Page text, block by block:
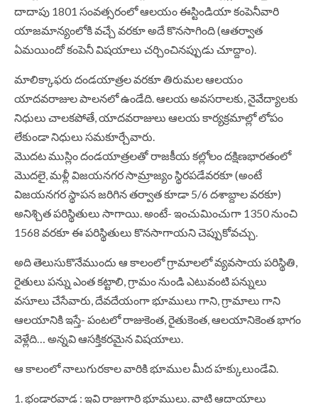
దాదాపు 1801 సంవత్సరంలో ఆలయం ఈస్టిండియా కంపెనీవారి
యాజమాన్యంలోకి వచ్చే వరకూ అదే కొనసాగింది (ఆతర్వాత
ఏమయిందో కంపెనీ విషయాలు చర్చించినప్పుడు చూద్దాం).
మాలిక్కాఫరు దండయాత్రల వరకూ తిరుమల ఆలయం
యాదవరాజుల పాలనలో ఉండేది. ఆలయ అవసరాలకు, నైవేద్యాలకు
నిధులు చాలకపోతే, యాదవరాజులు ఆలయ కార్యక్రమాల్లో లోపం
లేకుండా నిధులు సమకూర్చేవారు.
మొదట ముస్లిం దండయాత్రలతో రాజకీయ కల్లోలం దక్షిణభారతంలో
మొదలై, మళ్లీ విజయనగర సామ్రాజ్యం స్థిరపడేవరకూ (అంటే
విజయనగర స్థాపన జరిగిన తర్వాత కూడా 5/6 దశాబ్దాల వరకూ)
అనిశ్చిత పరిస్థితులు సాగాయి. అంటే- ఇంచుమించుగా 1350 నుంచి
1568 వరకూ ఈ పరిస్థితులు కొనసాగాయని చెప్పుకోవచ్చు.
అది తెలుసుకొనేముందు ఆ కాలంలో గ్రామాలలో వ్యవసాయ పరిస్థితి,
రైతులు పన్ను ఎంత కట్టాలి, గ్రామం నుండి ఎటువంటి పన్నులు
వసూలు చేసేవారు, దేవదేయంగా భూములు గాని, గ్రామాలు గాని
ఆలయానికి ఇస్తే- పంటలో రాజుకెంత, రైతుకెంత, ఆలయానికెంత భాగం
వెళ్లేది… అన్నవి ఆసక్తికరమైన విషయాలు.
ఆ కాలంలో నాలుగురకాల వారికి భూముల మీద హక్కులుండేవి.
1. భండారవాడ : ఇవి రాజుగారి భూములు. వాటి ఆదాయాలు